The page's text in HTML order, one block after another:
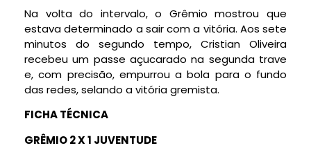
Na volta do intervalo, o Grêmio mostrou que
estava determinado a sair com a vitória. Aos sete
minutos do segundo tempo, Cristian Oliveira
recebeu um passe açucarado na segunda trave
e, com precisão, empurrou a bola para o fundo
das redes, selando a vitória gremista.
FICHA TÉCNICA
GRÊMIO 2 X 1 JUVENTUDE